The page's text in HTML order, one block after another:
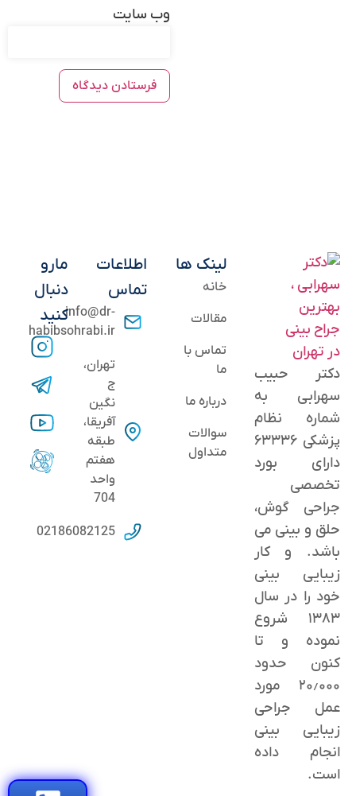
وب‌ سایت
دکتر حبیب
سهرابی به
شماره نظام
پزشکی ۶۳۳۳۶
دارای بورد
تخصصی
جراحی گوش،
حلق و بینی می
باشد. و کار
زیبایی بینی
خود را در سال
۱۳۸۳ شروع
نموده و تا
کنون حدود
٢۰٫۰۰۰ مورد
عمل جراحی
زیبایی بینی
انجام داده
است.
لینک ها
خانه
مقالات
تماس با
ما
درباره ما
سوالات
متداول
اطلاعات
تماس
info@dr-
habibsohrabi.ir
تهران،
ج
نگین
آفریقا،
طبقه
هفتم
واحد
704
02186082125
مارو
دنبال
کنید